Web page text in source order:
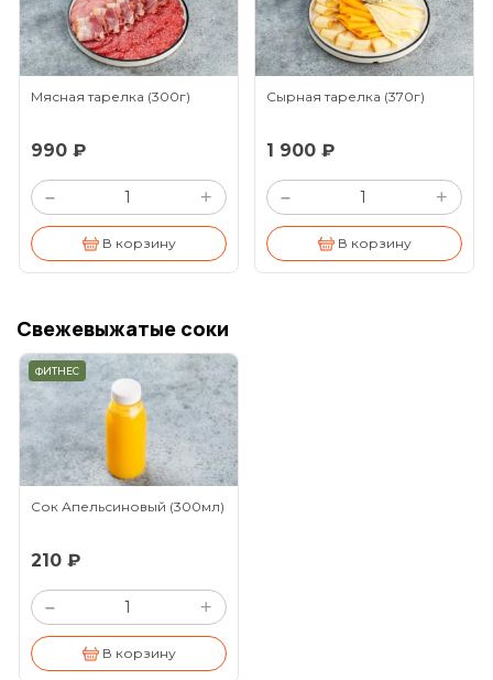
Мясная тарелка (300г)
990 ₽
– +
В корзину
Сырная тарелка (370г)
1 900 ₽
– +
В корзину
Свежевыжатые соки
ФИТНЕС
Сок Апельсиновый (300мл)
210 ₽
– +
В корзину